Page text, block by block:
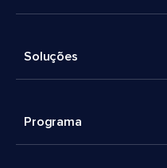
Soluções
Programa